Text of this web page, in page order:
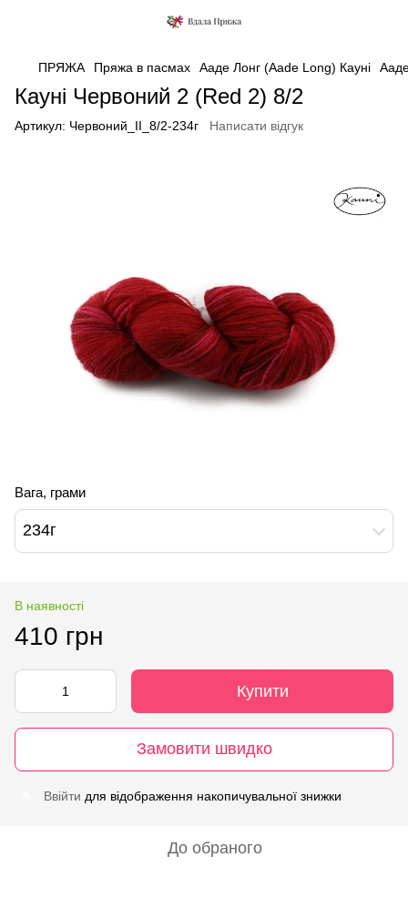
ПРЯЖА Пряжа в пасмах Ааде Лонг (Aade Long) Кауні
Кауні Червоний 2 (Red 2) 8/2
Артикул: Червоний_ІІ_8/2-234г Написати відгук
Вага, грами
234г
В наявності
410 грн
Купити
Замовити швидко
Ввійти для відображення накопичувальної знижки
До обраного